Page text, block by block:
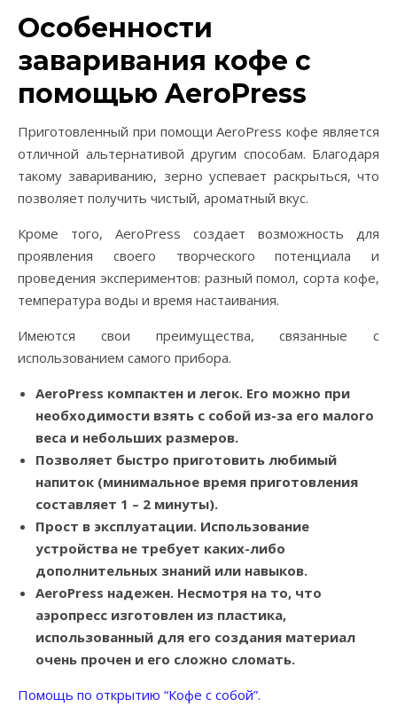
Особенности
заваривания кофе с
помощью AeroPress
Приготовленный при помощи AeroPress кофе является
отличной альтернативой другим способам. Благодаря
такому завариванию, зерно успевает раскрыться, что
позволяет получить чистый, ароматный вкус.
Кроме того, AeroPress создает возможность для
проявления своего творческого потенциала и
проведения экспериментов: разный помол, сорта кофе,
температура воды и время настаивания.
Имеются свои преимущества, связанные с
использованием самого прибора.
AeroPress компактен и легок. Его можно при
необходимости взять с собой из-за его малого
веса и небольших размеров.
Позволяет быстро приготовить любимый
напиток (минимальное время приготовления
составляет 1 – 2 минуты).
Прост в эксплуатации. Использование
устройства не требует каких-либо
дополнительных знаний или навыков.
AeroPress надежен. Несмотря на то, что
аэропресс изготовлен из пластика,
использованный для его создания материал
очень прочен и его сложно сломать.
Помощь по открытию “Кофе с собой”.